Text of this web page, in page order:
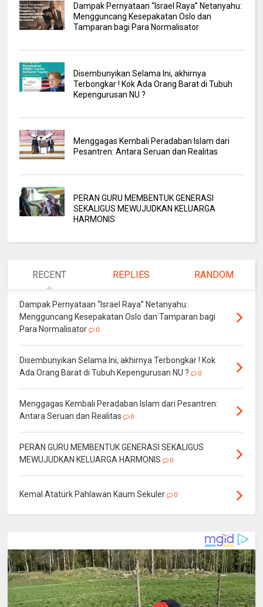
Dampak Pernyataan “Israel Raya” Netanyahu:
Mengguncang Kesepakatan Oslo dan
Tamparan bagi Para Normalisator
Disembunyikan Selama Ini, akhirnya
Terbongkar ! Kok Ada Orang Barat di Tubuh
Kepengurusan NU ?
Menggagas Kembali Peradaban Islam dari
Pesantren: Antara Seruan dan Realitas
PERAN GURU MEMBENTUK GENERASI
SEKALIGUS MEWUJUDKAN KELUARGA
HARMONIS
RECENT REPLIES RANDOM
Dampak Pernyataan “Israel Raya” Netanyahu:
Mengguncang Kesepakatan Oslo dan Tamparan bagi
Para Normalisator
0
Disembunyikan Selama Ini, akhirnya Terbongkar ! Kok
Ada Orang Barat di Tubuh Kepengurusan NU ?
0
Menggagas Kembali Peradaban Islam dari Pesantren:
Antara Seruan dan Realitas
0
PERAN GURU MEMBENTUK GENERASI SEKALIGUS
MEWUJUDKAN KELUARGA HARMONIS
0
Kemal Atatürk Pahlawan Kaum Sekuler 0